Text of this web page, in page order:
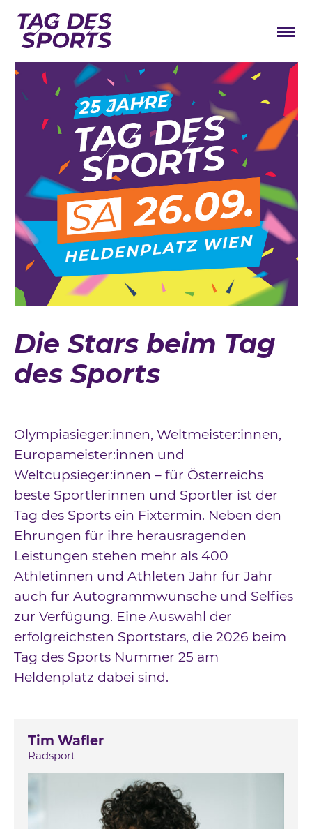
News
Stars
Programm
Lageplan
Galerie
Verbände
Barrierefreiheit
Kontakt
Impressum
Die Stars beim Tag
des Sports
Olympiasieger:innen, Weltmeister:innen,
Europameister:innen und
Weltcupsieger:innen – für Österreichs
beste Sportlerinnen und Sportler ist der
Tag des Sports ein Fixtermin. Neben den
Ehrungen für ihre herausragenden
Leistungen stehen mehr als 400
Athletinnen und Athleten Jahr für Jahr
auch für Autogrammwünsche und Selfies
zur Verfügung. Eine Auswahl der
erfolgreichsten Sportstars, die 2026 beim
Tag des Sports Nummer 25 am
Heldenplatz dabei sind.
Tim Wafler
Radsport